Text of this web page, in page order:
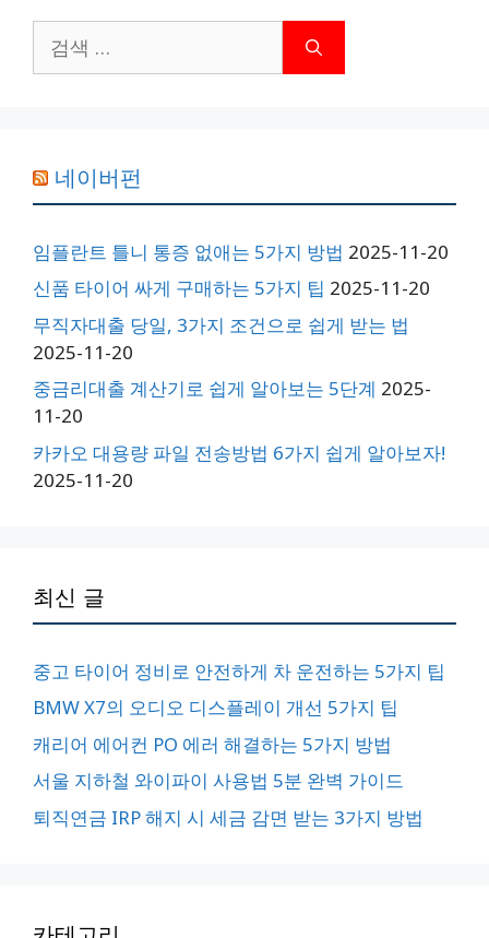
색:
네이버펀
임플란트 틀니 통증 없애는 5가지 방법 2025-11-20
신품 타이어 싸게 구매하는 5가지 팁 2025-11-20
무직자대출 당일, 3가지 조건으로 쉽게 받는 법
2025-11-20
중금리대출 계산기로 쉽게 알아보는 5단계 2025-
11-20
카카오 대용량 파일 전송방법 6가지 쉽게 알아보자!
2025-11-20
최신 글
중고 타이어 정비로 안전하게 차 운전하는 5가지 팁
BMW X7의 오디오 디스플레이 개선 5가지 팁
캐리어 에어컨 PO 에러 해결하는 5가지 방법
서울 지하철 와이파이 사용법 5분 완벽 가이드
퇴직연금 IRP 해지 시 세금 감면 받는 3가지 방법